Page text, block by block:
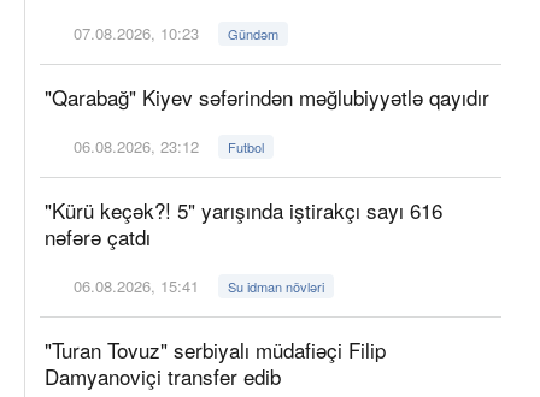
07.08.2026, 10:23 Gündəm
"Qarabağ" Kiyev səfərindən məğlubiyyətlə qayıdır
06.08.2026, 23:12 Futbol
"Kürü keçək?! 5" yarışında iştirakçı sayı 616
nəfərə çatdı
06.08.2026, 15:41 Su idman növləri
"Turan Tovuz" serbiyalı müdafiəçi Filip
Damyanoviçi transfer edib